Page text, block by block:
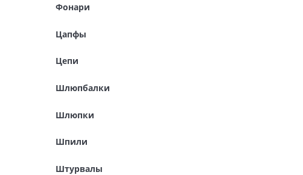
Фонари
Цапфы
Цепи
Шлюпбалки
Шлюпки
Шпили
Штурвалы